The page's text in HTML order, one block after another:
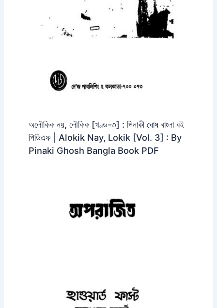
অলৌকিক নয়, লৌকিক [খণ্ড-৩] : পিনাকী ঘোষ বাংলা বই
পিডিএফ | Alokik Nay, Lokik [Vol. 3] : By
Pinaki Ghosh Bangla Book PDF